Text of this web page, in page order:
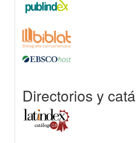
Directorios y